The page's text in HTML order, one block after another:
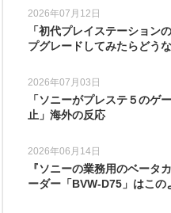
2026年07月12日
「初代プレイステーション
プグレードしてみたらどう
2026年07月03日
「ソニーがプレステ５のゲ
止」海外の反応
2026年06月14日
『ソニーの業務用のベータ
ーダー「BVW-D75」はこ